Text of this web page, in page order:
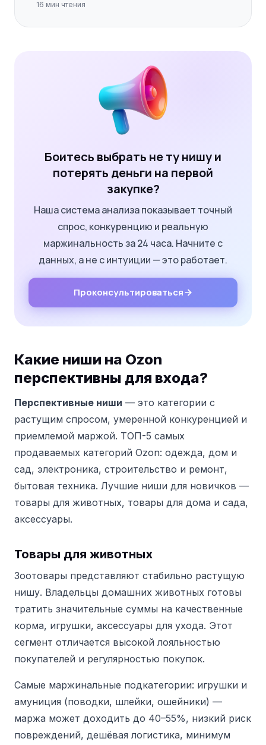
16 мин чтения
Боитесь выбрать не ту нишу и
потерять деньги на первой
закупке?
Наша система анализа показывает точный
спрос, конкуренцию и реальную
маржинальность за 24 часа. Начните с
данных, а не с интуиции — это работает.
Проконсультироваться
Какие ниши на Ozon
перспективны для входа?
Перспективные ниши — это категории с
растущим спросом, умеренной конкуренцией и
приемлемой маржой. ТОП-5 самых
продаваемых категорий Ozon: одежда, дом и
сад, электроника, строительство и ремонт,
бытовая техника. Лучшие ниши для новичков —
товары для животных, товары для дома и сада,
аксессуары.
Товары для животных
Зоотовары представляют стабильно растущую
нишу. Владельцы домашних животных готовы
тратить значительные суммы на качественные
корма, игрушки, аксессуары для ухода. Этот
сегмент отличается высокой лояльностью
покупателей и регулярностью покупок.
Самые маржинальные подкатегории: игрушки и
амуниция (поводки, шлейки, ошейники) —
маржа может доходить до 40–55%, низкий риск
повреждений, дешёвая логистика, минимум